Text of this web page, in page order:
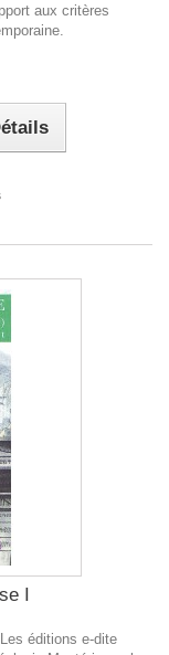
aux critères
I
éditions e-dite